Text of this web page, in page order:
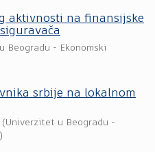
aktivnosti na finansijske
Beogradu - Ekonomski
srbije na lokalnom
(Univerzitet u Beogradu -
)